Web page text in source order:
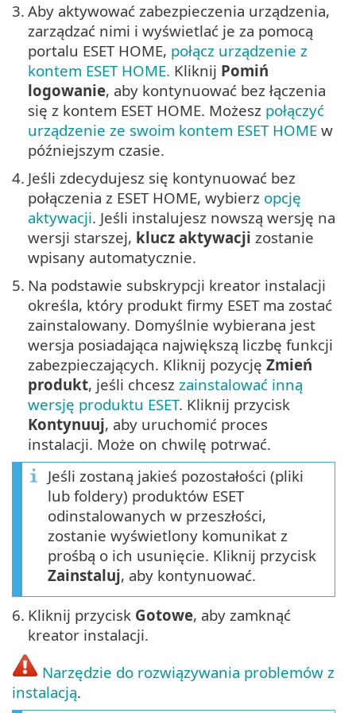
3. Aby aktywować zabezpieczenia urządzenia,
zarządzać nimi i wyświetlać je za pomocą
portalu ESET HOME, połącz urządzenie z
kontem ESET HOME. Kliknij Pomiń
logowanie, aby kontynuować bez łączenia
się z kontem ESET HOME. Możesz połączyć
urządzenie ze swoim kontem ESET HOME w
późniejszym czasie.
4. Jeśli zdecydujesz się kontynuować bez
połączenia z ESET HOME, wybierz opcję
aktywacji. Jeśli instalujesz nowszą wersję na
wersji starszej, klucz aktywacji zostanie
wpisany automatycznie.
5. Na podstawie subskrypcji kreator instalacji
określa, który produkt firmy ESET ma zostać
zainstalowany. Domyślnie wybierana jest
wersja posiadająca największą liczbę funkcji
zabezpieczających. Kliknij pozycję Zmień
produkt, jeśli chcesz zainstalować inną
wersję produktu ESET. Kliknij przycisk
Kontynuuj, aby uruchomić proces
instalacji. Może on chwilę potrwać.
Jeśli zostaną jakieś pozostałości (pliki
lub foldery) produktów ESET
odinstalowanych w przeszłości,
zostanie wyświetlony komunikat z
prośbą o ich usunięcie. Kliknij przycisk
Zainstaluj, aby kontynuować.
6. Kliknij przycisk Gotowe, aby zamknąć
kreator instalacji.
Narzędzie do rozwiązywania problemów z
instalacją.